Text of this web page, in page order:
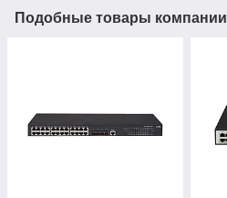
Подобные товары компании